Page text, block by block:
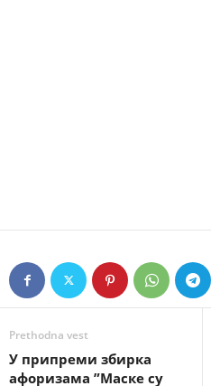
Prethodna vest
У припреми збирка
афоризама ”Маске су